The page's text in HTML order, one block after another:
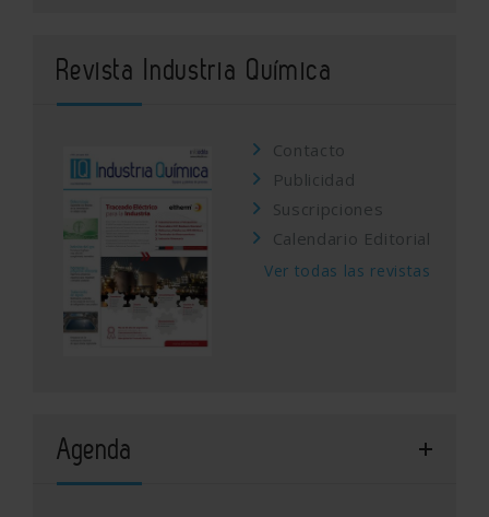
Revista Industria Química
Contacto
Publicidad
Suscripciones
Calendario Editorial
Ver todas las revistas
Agenda